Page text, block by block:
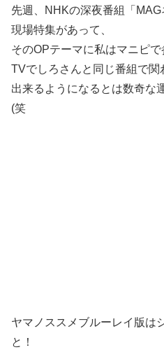
先週、NHKの深夜番組「
現場特集があって、
そのOPテーマに私はマニピ
TVでしろさんと同じ番組で関
出来るようになるとは数奇な
(笑
ヤマノススメブルーレイ版は
と！